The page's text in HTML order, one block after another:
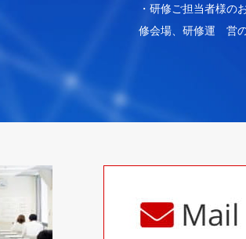
・研修ご担当者様の
修会場、研修運 営の